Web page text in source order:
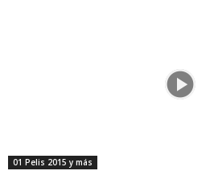
01 Pelis 2015 y más